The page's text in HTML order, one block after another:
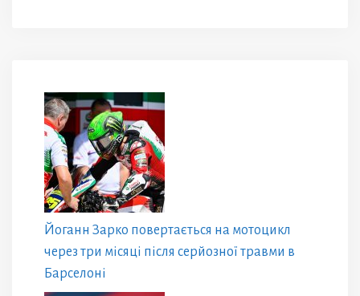
Йоганн Зарко повертається на мотоцикл
через три місяці після серйозної травми в
Барселоні